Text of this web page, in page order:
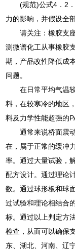
(规范)公式4．2
力的影响，并假设全
请关注：橡胶支
测微谱化工从事橡胶
期，产品改性降低成
问题。
在日常平均气温
料，在较寒冷的地区
料及力学性能超强的
通常来说桥面震
在，属于正常的缓冲
率。通过大量试验，
配方设计。通过理论
数。通过球形板和球
过试验和理论相结合
标。通过以上判定方
检查，从而可以确保
东、湖北、河南、辽